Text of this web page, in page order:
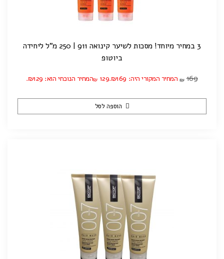
3 במחיר מיוחד! מסכות לשיער קינואה 911 | 250 מ"ל ליחידה
ביוטופ
₪ 169 המחיר המקורי היה: ₪169. ₪ 129 המחיר הנוכחי הוא: ₪129.
הוספה לסל